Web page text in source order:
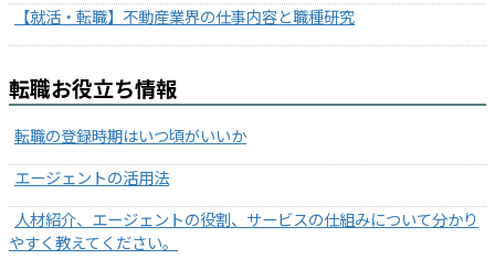
【就活・転職】不動産業界の仕事内容と職種研究
転職お役立ち情報
転職の登録時期はいつ頃がいいか
エージェントの活用法
人材紹介、エージェントの役割、サービスの仕組みについて分かり
やすく教えてください。